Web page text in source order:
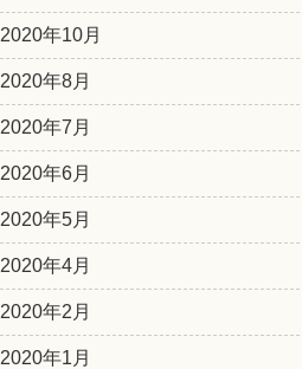
2020年10月
2020年8月
2020年7月
2020年6月
2020年5月
2020年4月
2020年2月
2020年1月